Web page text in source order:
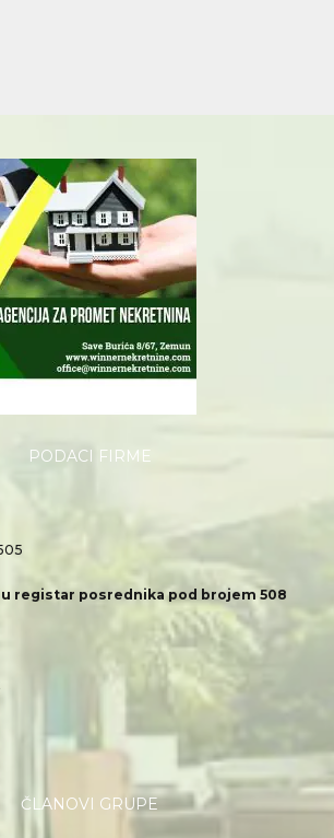
PODACI FIRME
registar posrednika pod brojem 508
ČLANOVI GRUPE